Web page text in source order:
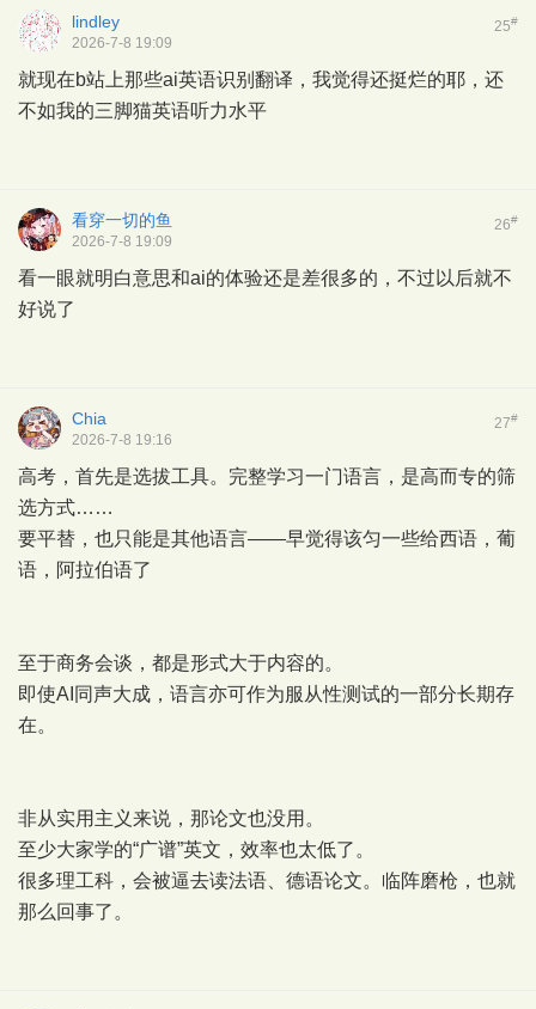
25#
lindley
2026-7-8 19:09
就现在b站上那些ai英语识别翻译，我觉得还挺烂的耶，还
不如我的三脚猫英语听力水平
26#
看穿一切的鱼
2026-7-8 19:09
看一眼就明白意思和ai的体验还是差很多的，不过以后就不
好说了
27#
Chia
2026-7-8 19:16
高考，首先是选拔工具。完整学习一门语言，是高而专的筛
选方式……
要平替，也只能是其他语言——早觉得该匀一些给西语，葡
语，阿拉伯语了
至于商务会谈，都是形式大于内容的。
即使AI同声大成，语言亦可作为服从性测试的一部分长期存
在。
非从实用主义来说，那论文也没用。
至少大家学的“广谱”英文，效率也太低了。
很多理工科，会被逼去读法语、德语论文。临阵磨枪，也就
那么回事了。